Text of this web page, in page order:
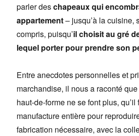
parler deschapeaux qui
appartement– jusqu’à la cuisine,
compris, puisqu’il choisit au gré
lequel porter pour prendre son
Entre anecdotes personnelles et
marchandise, il nous a raconté
haut-de-forme ne se font plus,
manufacture entière pour
fabrication nécessaire, avec la